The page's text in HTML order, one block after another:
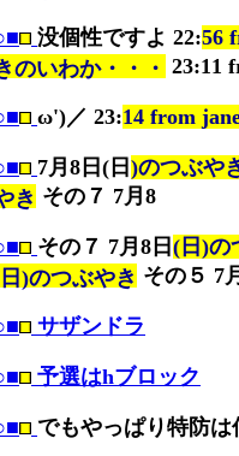
没個性ですよ 22:56
のいわか・・・ 23:11
ω')／ 23:14 from
7月8日(日 )のつぶや
き その７ 7月8
その７ 7月8日 (日)の
)のつぶやき その５ 7
サザンドラ
予選はhブロック
でもやっぱり特防は